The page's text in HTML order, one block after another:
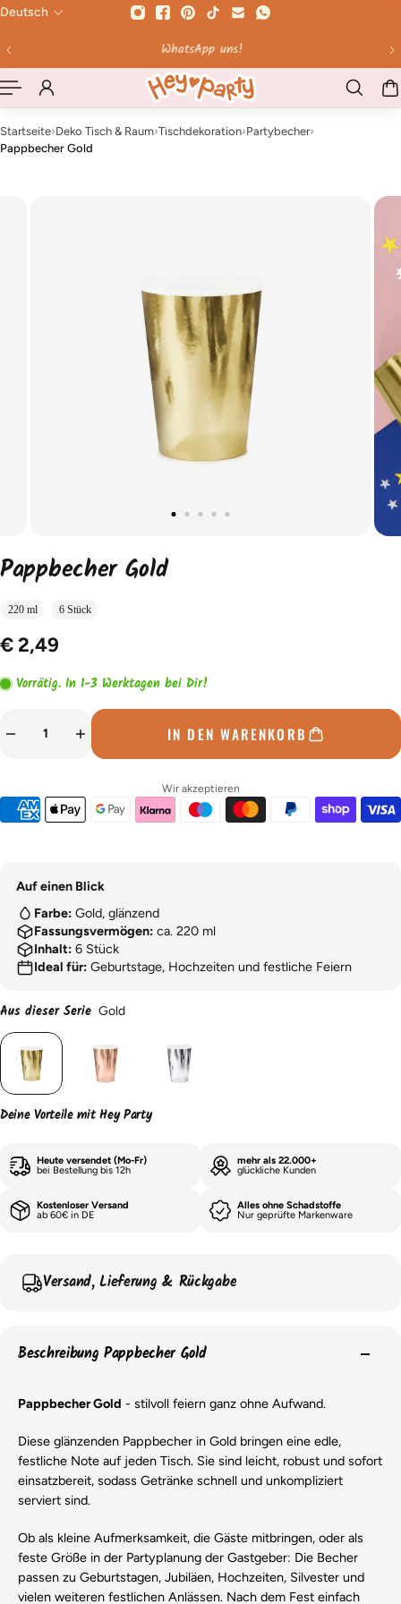
WhatsApp uns!
Deutsch
Startseite›Deko Tisch & Raum›Tischdekoration›Partybecher›
Pappbecher Gold
Pappbecher Gold
220 ml 6 Stück
€ 2,49
Vorrätig. In 1-3 Werktagen bei Dir!
IN DEN WARENKORB
Wir akzeptieren
Auf einen Blick
Farbe: Gold, glänzend
Fassungsvermögen: ca. 220 ml
Inhalt: 6 Stück
Ideal für: Geburtstage, Hochzeiten und festliche Feiern
Aus dieser Serie Gold
Deine Vorteile mit Hey Party
Heute versendet (Mo-Fr)
bei Bestellung bis 12h
mehr als 22.000+
glückliche Kunden
Kostenloser Versand
ab 60€ in DE
Alles ohne Schadstoffe
Nur geprüfte Markenware
Versand, Lieferung & Rückgabe
Beschreibung Pappbecher Gold
Pappbecher Gold - stilvoll feiern ganz ohne Aufwand.
Diese glänzenden Pappbecher in Gold bringen eine edle,
festliche Note auf jeden Tisch. Sie sind leicht, robust und sofort
einsatzbereit, sodass Getränke schnell und unkompliziert
serviert sind.
Ob als kleine Aufmerksamkeit, die Gäste mitbringen, oder als
feste Größe in der Partyplanung der Gastgeber: Die Becher
passen zu Geburtstagen, Jubiläen, Hochzeiten, Silvester und
vielen weiteren festlichen Anlässen. Nach dem Fest einfach